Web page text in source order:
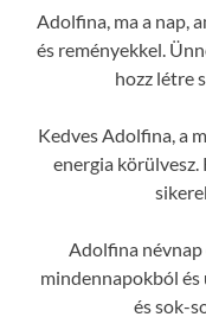
Adolfina, ma a nap,
és reményekkel.
hozz létre
Kedves Adolfina, a
energia körülvesz.
Adolfina
mindennapokból
és sok-